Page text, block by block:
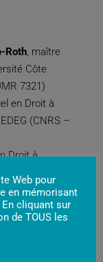
Roth, maître
Côte
7321)
en Droit à
(CNRS –
Droit à
(CNRS –
droits à la
Web pour
en mémorisant
cliquant sur
de TOUS les